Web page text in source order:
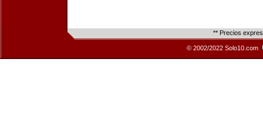
** Precios
© 2002/2022 Solo10.com